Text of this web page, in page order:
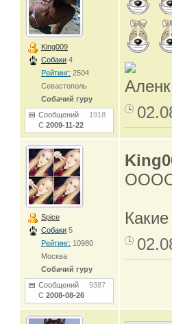
King009
Собаки 4
Рейтинг: 2504
Севастополь
Собачий гуру
Сообщений 1918
С 2009-11-22
Spice
Собаки 5
Рейтинг: 10980
Москва
Собачий гуру
Сообщений 9387
С 2008-08-26